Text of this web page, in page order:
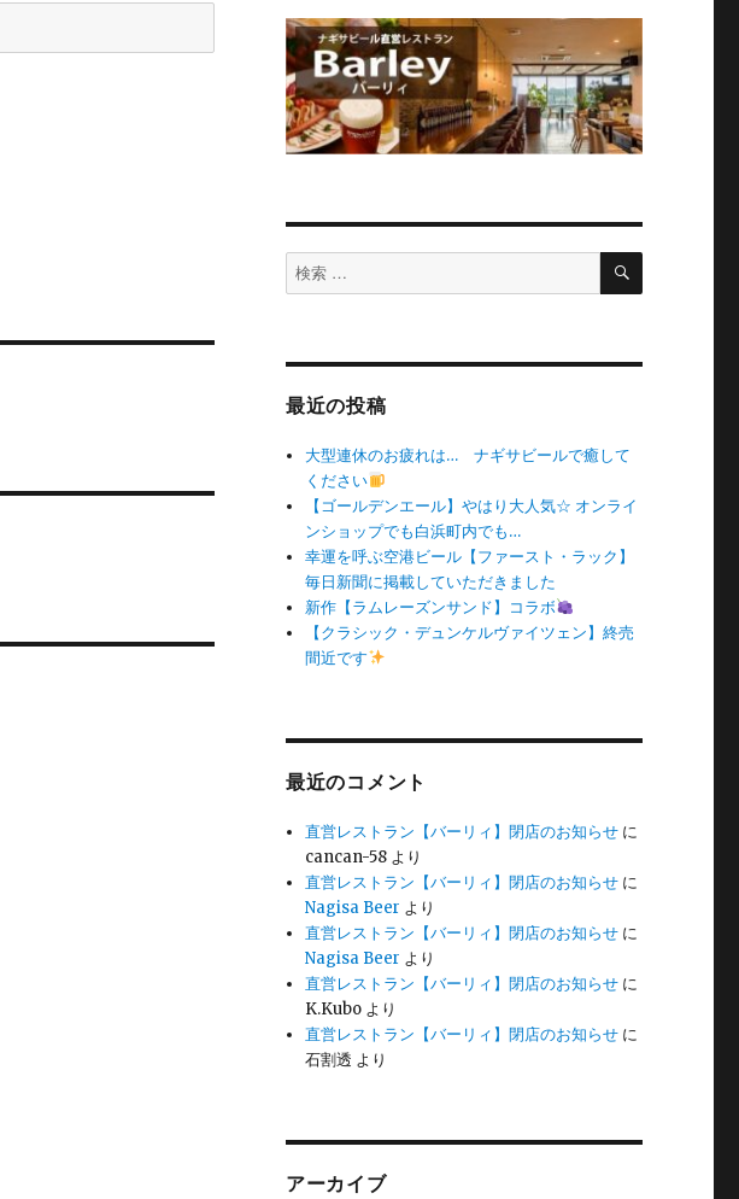
検
索
検
最近の投稿
大型連休のお疲れは… ナギサビールで癒して
ください
【ゴールデンエール】やはり大人気☆ オンライ
ンショップでも白浜町内でも…
幸運を呼ぶ空港ビール【ファースト・ラック】
毎日新聞に掲載していただきました
新作【ラムレーズンサンド】コラボ
【クラシック・デュンケルヴァイツェン】終売
間近です
最近のコメント
直営レストラン【バーリィ】閉店のお知らせ に
cancan-58 より
直営レストラン【バーリィ】閉店のお知らせ に
Nagisa Beer より
直営レストラン【バーリィ】閉店のお知らせ に
Nagisa Beer より
直営レストラン【バーリィ】閉店のお知らせ に
K.Kubo より
直営レストラン【バーリィ】閉店のお知らせ に
石割透 より
アーカイブ